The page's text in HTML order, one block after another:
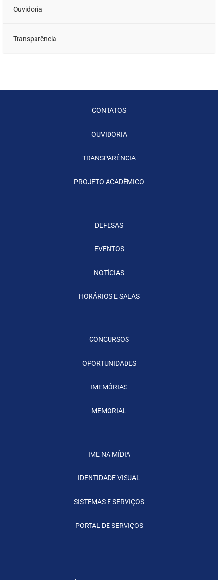
Ouvidoria
Transparência
CONTATOS
OUVIDORIA
TRANSPARÊNCIA
PROJETO ACADÊMICO
DEFESAS
EVENTOS
NOTÍCIAS
HORÁRIOS E SALAS
CONCURSOS
OPORTUNIDADES
IMEMÓRIAS
MEMORIAL
IME NA MÍDIA
IDENTIDADE VISUAL
SISTEMAS E SERVIÇOS
PORTAL DE SERVIÇOS